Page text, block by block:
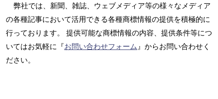
弊社では、新聞、雑誌、ウェブメディア等の様々なメディア
の各種記事において活用できる各種商標情報の提供を積極的に
行っております。 提供可能な商標情報の内容、提供条件等につ
いてはお気軽に『お問い合わせフォーム 』からお問い合わせく
ださい。